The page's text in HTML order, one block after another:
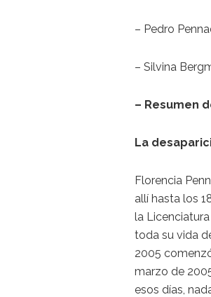
– Pedro
– Silvina
– Resumen
La
Florencia
allí hasta los
la
toda su vida
2005
marzo de
esos días,